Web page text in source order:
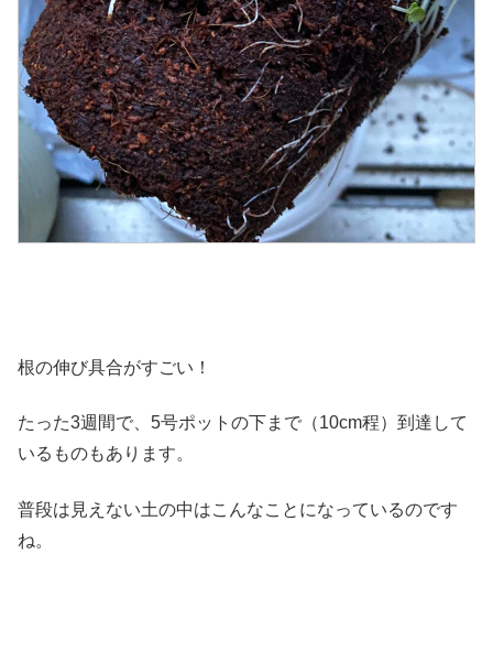
根の伸び具合がすごい！
たった3週間で、5号ポットの下まで（10cm程）到達して
いるものもあります。
普段は見えない土の中はこんなことになっているのです
ね。